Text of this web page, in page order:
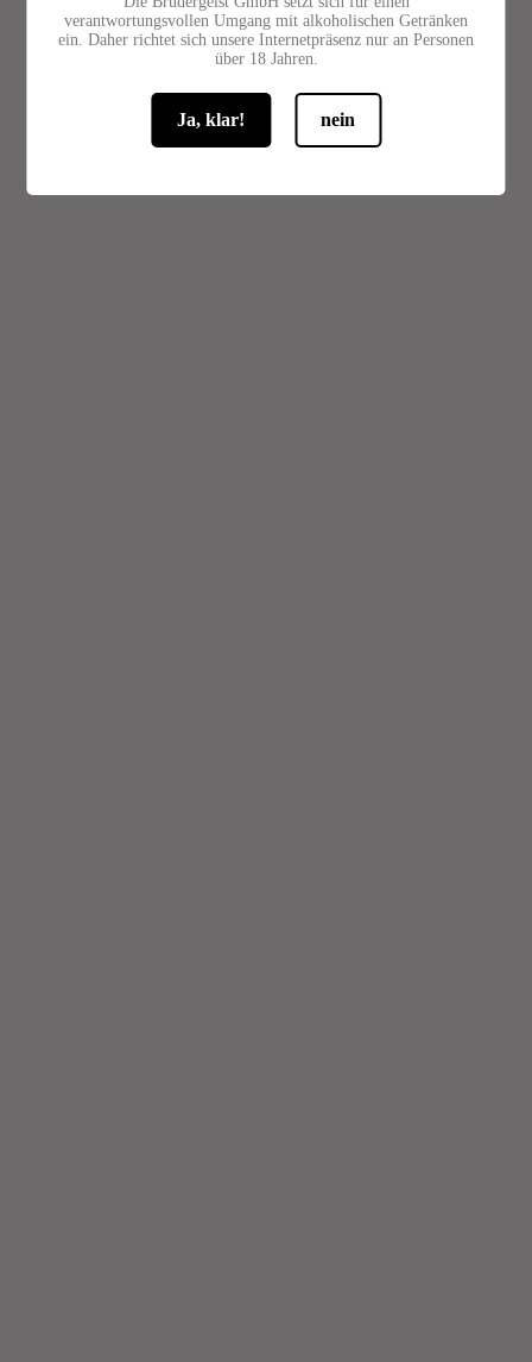
verantwortungsvollen Umgang mit alkoholischen Getränken
ein. Daher richtet sich unsere Internetpräsenz nur an Personen
über 18 Jahren.
Ja, klar! nein